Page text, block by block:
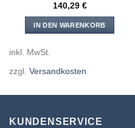
140,29 €
IN DEN WARENKORB
inkl. MwSt.
zzgl. Versandkosten
KUNDENSERVICE